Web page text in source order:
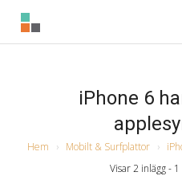
iPhone 6
Hem › Mobilt & Surfplattor ›
Visar 2 inlägg -